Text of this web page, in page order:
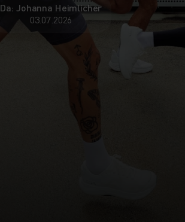
Da: Johanna Heimlicher
03.07.2026